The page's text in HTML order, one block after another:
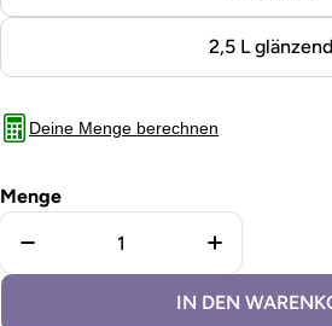
2,5 L glänzend
Deine Menge berechnen
Menge
Menge für Buntlack Platingrau
Menge für
IN DEN